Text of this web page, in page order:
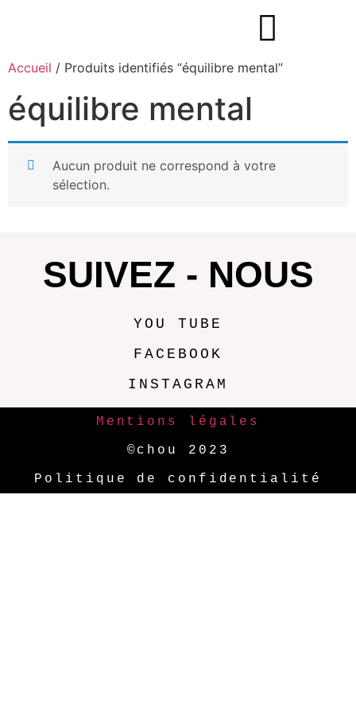
Accueil / Produits identifiés “équilibre mental”
équilibre mental
Aucun produit ne correspond à votre
sélection.
SUIVEZ - NOUS
YOU TUBE
FACEBOOK
INSTAGRAM
Mentions légales
©chou 2023
Politique de confidentialité